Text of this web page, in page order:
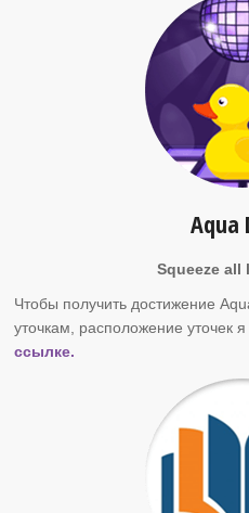
Aqua
Squeeze all
Чтобы получить достижение
уточкам, расположение уточек я
ссылке.